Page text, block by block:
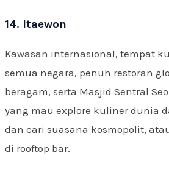
14. Itaewon
Kawasan internasional, tempat
semua negara, penuh restoran
beragam, serta Masjid Sentral
yang mau explore kuliner dunia
dan cari suasana kosmopolit,
di rooftop bar.